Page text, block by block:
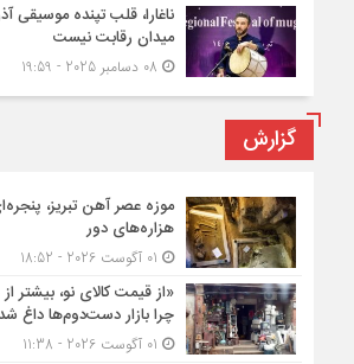
ناغارا، قلب تپنده موسیقی
میدان رقابت نیست
گزارش
موزه عصر آهن تبریز،
هزاره‌های دور
«از قیمت کالای نو، بیشتر
چرا بازار دست‌دوم‌ها داغ